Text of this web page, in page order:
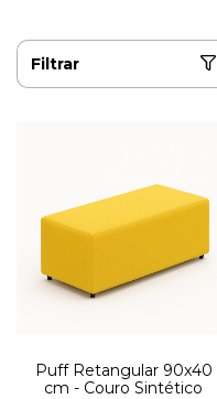
Filtrar
Puff Retangular 90x40
cm - Couro Sintético